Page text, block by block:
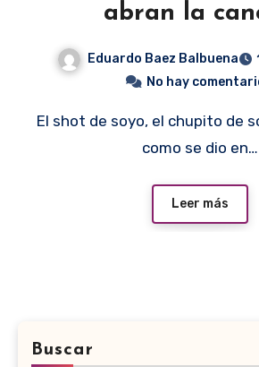
abran la
Eduardo Baez Balbuena
No hay
El shot de soyo, el chupito de soyo o el shotyo
como se dio en…
Leer más
Buscar